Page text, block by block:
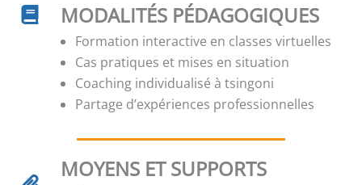
MODALITÉS PÉDAGOGIQUES
Formation interactive en classes virtuelles
Cas pratiques et mises en situation
Coaching individualisé à tsingoni
Partage d’expériences professionnelles
MOYENS ET SUPPORTS